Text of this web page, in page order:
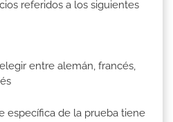
referidos a los siguientes
entre alemán, francés,
específica de la prueba tiene